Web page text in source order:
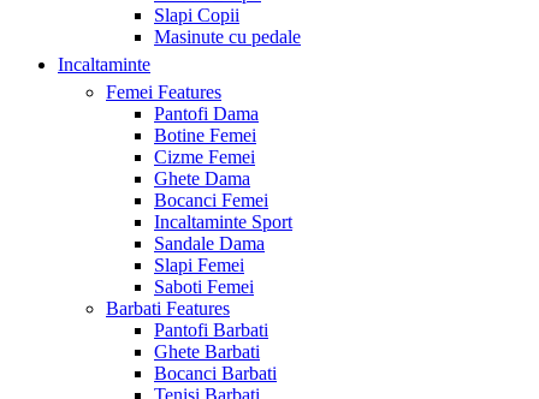
Slapi Copii
Masinute cu pedale
Incaltaminte
Femei Features
Pantofi Dama
Botine Femei
Cizme Femei
Ghete Dama
Bocanci Femei
Incaltaminte Sport
Sandale Dama
Slapi Femei
Saboti Femei
Barbati Features
Pantofi Barbati
Ghete Barbati
Bocanci Barbati
Tenisi Barbati